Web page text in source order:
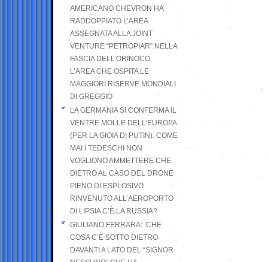
AMERICANO CHEVRON HA
RADDOPPIATO L’AREA
ASSEGNATA ALLA JOINT
VENTURE “PETROPIAR” NELLA
FASCIA DELL’ORINOCO,
L’AREA CHE OSPITA LE
MAGGIORI RISERVE MONDIALI
DI GREGGIO
LA GERMANIA SI CONFERMA IL
VENTRE MOLLE DELL’EUROPA
(PER LA GIOIA DI PUTIN). COME
MAI I TEDESCHI NON
VOGLIONO AMMETTERE CHE
DIETRO AL CASO DEL DRONE
PIENO DI ESPLOSIVO
RINVENUTO ALL’AEROPORTO
DI LIPSIA C’È LA RUSSIA?
GIULIANO FERRARA: ’CHE
COSA C’È SOTTO DIETRO
DAVANTI A LATO DEL “SIGNOR